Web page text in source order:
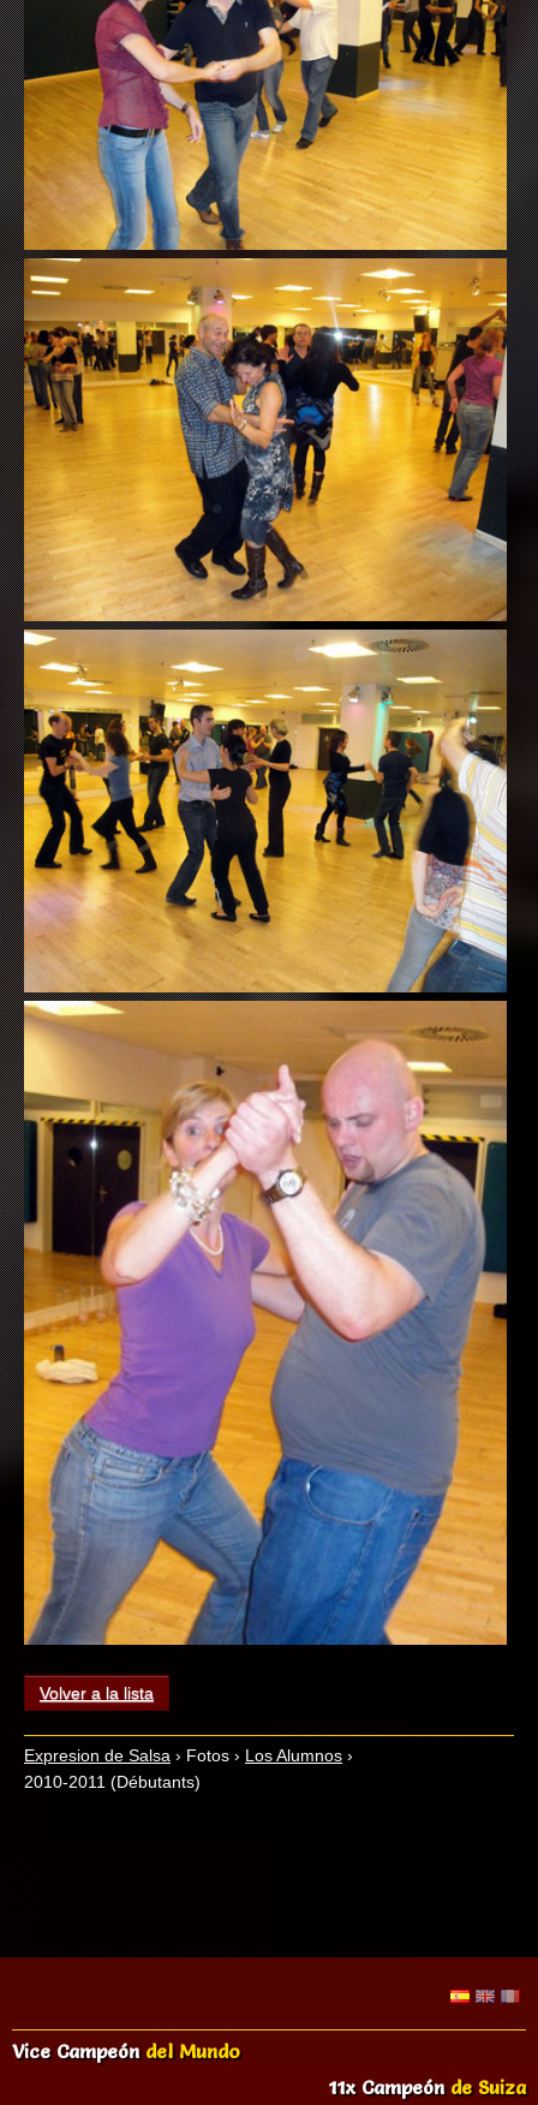
Volver a la lista
Expresion de Salsa › Fotos › Los Alumnos ›
2010-2011 (Débutants)
Vice Campeón del Mundo
11x Campeón de Suiza